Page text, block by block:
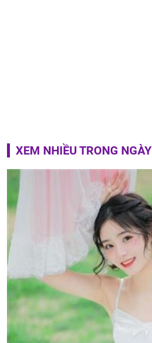
XEM NHIỀU TRONG NGÀY